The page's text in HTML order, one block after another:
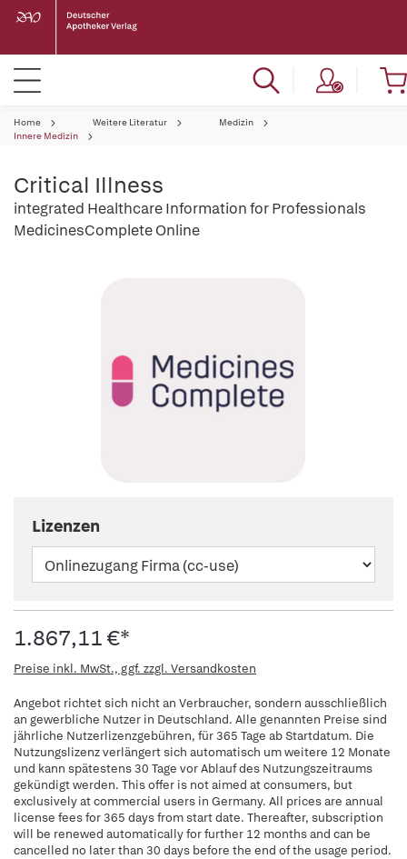
Home Weitere Literatur
Medizin
Innere Medizin
Critical Illness
integrated Healthcare Information for Professionals
MedicinesComplete Online
Lizenzen
1.867,11 €*
Preise inkl. MwSt., ggf. zzgl. Versandkosten
Angebot richtet sich nicht an Verbraucher, sondern ausschließlich
an gewerbliche Nutzer in Deutschland. Alle genannten Preise sind
jährliche Nutzerlizenzgebühren, für 365 Tage ab Startdatum. Die
Nutzungslizenz verlängert sich automatisch um weitere 12 Monate
und kann spätestens 30 Tage vor Ablauf des Nutzungszeitraums
gekündigt werden. This offer is not aimed at consumers, but
exclusively at commercial users in Germany. All prices are annual
license fees for 365 days from start date. Thereafter, subscription
will be renewed automatically for further 12 months and can be
cancelled no later than 30 days before the end of the usage period.